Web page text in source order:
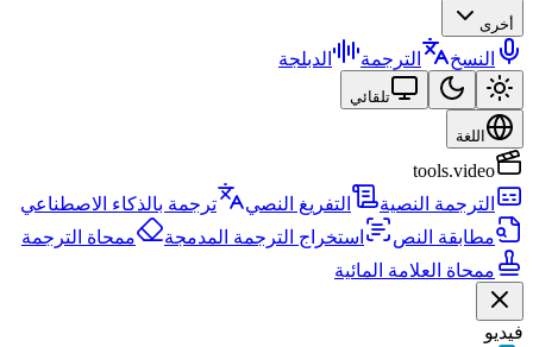
أخرى
النسخ الترجمة الدبلجة
تلقائي
اللغة
tools.video
الترجمة النصية
التفريغ النصي
ترجمة بالذكاء الاصطناعي
مطابقة النص
استخراج الترجمة المدمجة
ممحاة الترجمة
ممحاة العلامة المائية
فيديو